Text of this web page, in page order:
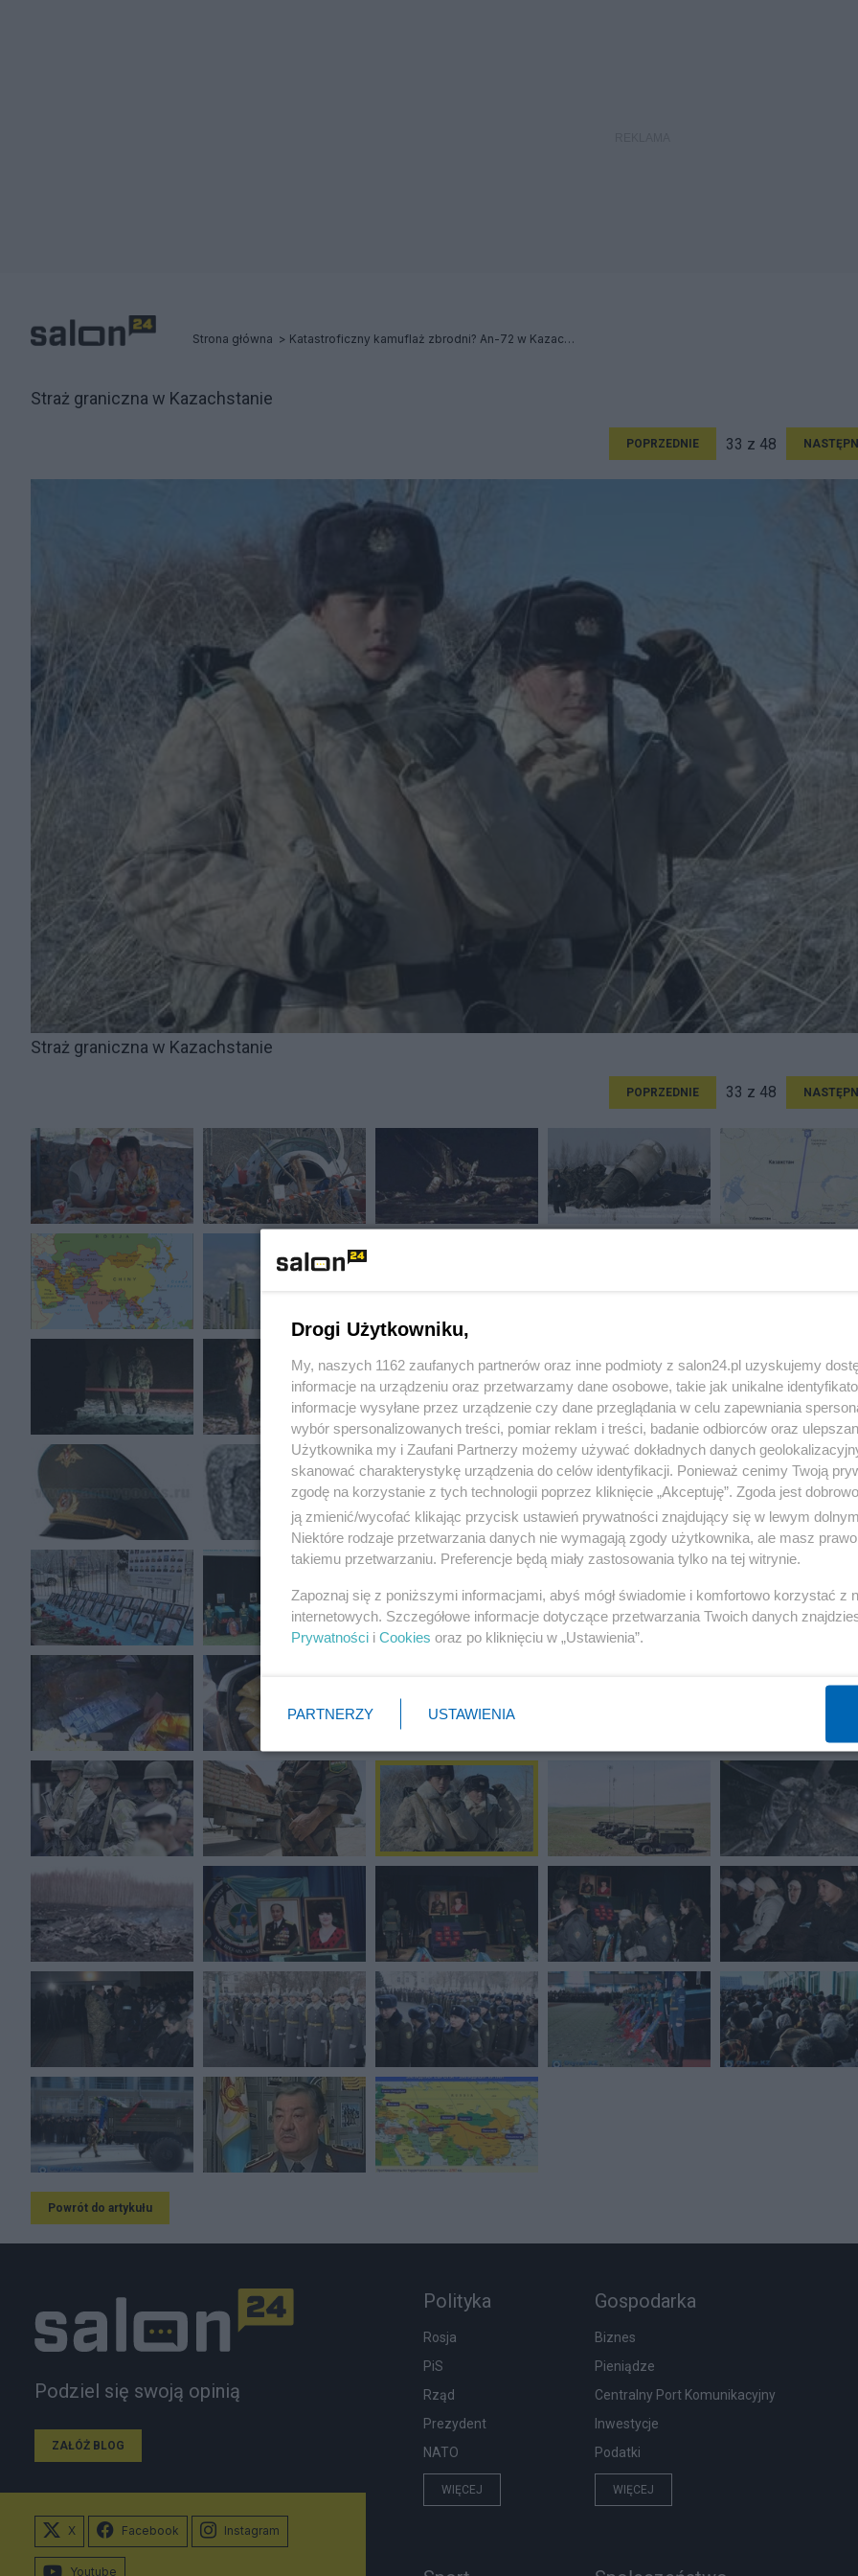
Strona główna Katastroficzny kamuflaż zbrodni? An-72 w Kazachstanie
Straż graniczna w Kazachstanie
POPRZEDNIE 33 z 48
Straż graniczna w Kazachstanie
POPRZEDNIE 33 z 48
Powrót do artykułu
Podziel się swoją opinią
ZAŁÓŻ BLOG
Polityka
Rosja
PiS
Rząd
Prezydent
NATO
WIĘCEJ
Gospodarka
Biznes
Pieniądze
Centralny Port Komunikacyjny
Inwestycje
Podatki
WIĘCEJ
X Facebook Instagram
Youtube
Drogi Użytkowniku,
My, naszych 1162 zaufanych partnerów oraz inne podmioty z salon24.pl uzyskujemy
informacje na urządzeniu oraz przetwarzamy dane osobowe, takie jak unikalne
informacje wysyłane przez urządzenie czy dane przeglądania w celu zapewniania
wybór spersonalizowanych treści, pomiar reklam i treści, badanie odbiorców oraz
Użytkownika my i Zaufani Partnerzy możemy używać dokładnych danych
skanować charakterystykę urządzenia do celów identyfikacji. Ponieważ cenimy Twoją
zgodę na korzystanie z tych technologii poprzez kliknięcie „Akceptuję”. Zgoda jest
ją zmienić/wycofać klikając przycisk ustawień prywatności znajdujący się w lewym
Niektóre rodzaje przetwarzania danych nie wymagają zgody użytkownika, ale masz
takiemu przetwarzaniu. Preferencje będą miały zastosowania tylko na tej witrynie.
Zapoznaj się z poniższymi informacjami, abyś mógł świadomie i komfortowo korzystać z
internetowych. Szczegółowe informacje dotyczące przetwarzania Twoich danych
Prywatności i Cookies oraz po kliknięciu w „Ustawienia”.
PARTNERZY USTAWIENIA